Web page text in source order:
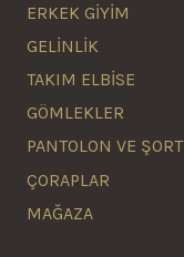
ERKEK GİYİM
GELİNLİK
TAKIM ELBİSE
GÖMLEKLER
PANTOLON VE ŞORT
ÇORAPLAR
MAĞAZA